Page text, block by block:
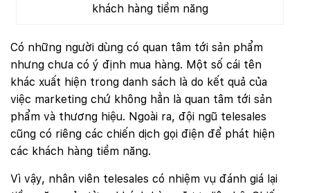
khách hàng tiềm năng
Có những người dùng có quan tâm tới sản phẩm
nhưng chưa có ý định mua hàng. Một số cái tên
khác xuất hiện trong danh sách là do kết quả của
việc marketing chứ không hẳn là quan tâm tới sản
phẩm và thương hiệu. Ngoài ra, đội ngũ telesales
cũng có riêng các chiến dịch gọi điện để phát hiện
các khách hàng tiềm năng.
Vì vậy, nhân viên telesales có nhiệm vụ đánh giá lại